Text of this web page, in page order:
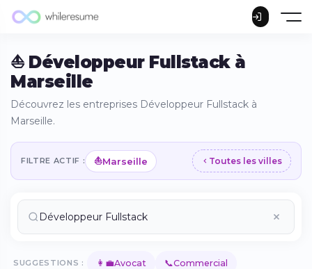
⛵ Développeur Fullstack à
Marseille
Découvrez les entreprises Développeur Fullstack à
Marseille.
FILTRE ACTIF : ⛵Marseille Toutes les villes
SUGGESTIONS : 👩‍💼Avocat 📞Commercial